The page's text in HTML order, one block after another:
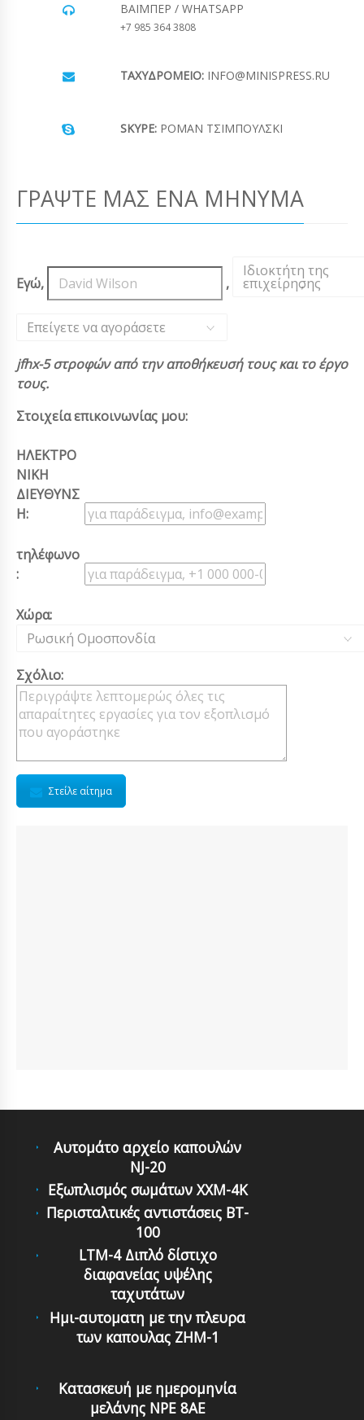
ΒΆΙΜΠΕΡ / WHATSAPP
+7 985 364 3808
ΤΑΧΥΔΡΟΜΕΊΟ: INFO@MINISPRESS.RU
SKYPE: ΡΟΜΆΝ ΤΣΙΜΠΟΎΛΣΚΙ
ΓΡΆΨΤΕ ΜΑΣ ΈΝΑ ΜΉΝΥΜΑ
Εγώ, ,
Ιδιοκτήτη της
επιχείρησης
,
Επείγετε να αγοράσετε
jfhx-5 στροφών από την αποθήκευσή τους και το έργο
τους.
Στοιχεία επικοινωνίας μου:
ΗΛΕΚΤΡΟ
ΝΙΚΗ
ΔΙΕΥΘΥΝΣ
Η:
τηλέφωνο
:
Χώρα:
Ρωσική Ομοσπονδία
Σχόλιο:
Στείλε αίτημα
Αυτομάτο αρχείο καπουλών
NJ-20
Εξωπλισμός σωμάτων XXM-4K
Περισταλτικές αντιστάσεις BT-
100
LTM-4 Διπλό δίστιχο
διαφανείας υψέλης
ταχυτάτων
Ημι-αυτοματη με την πλευρα
των καπουλας ZHM-1
Κατασκευή με ημερομηνία
μελάνης NPE 8AE